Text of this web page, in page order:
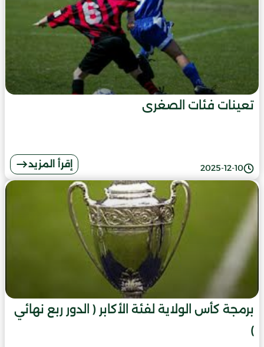
تعينات فئات الصغرى
2025-12-10 إقرأ المزيد
برمجة كأس الولاية لفئة الأكابر ( الدور ربع نهائي
)